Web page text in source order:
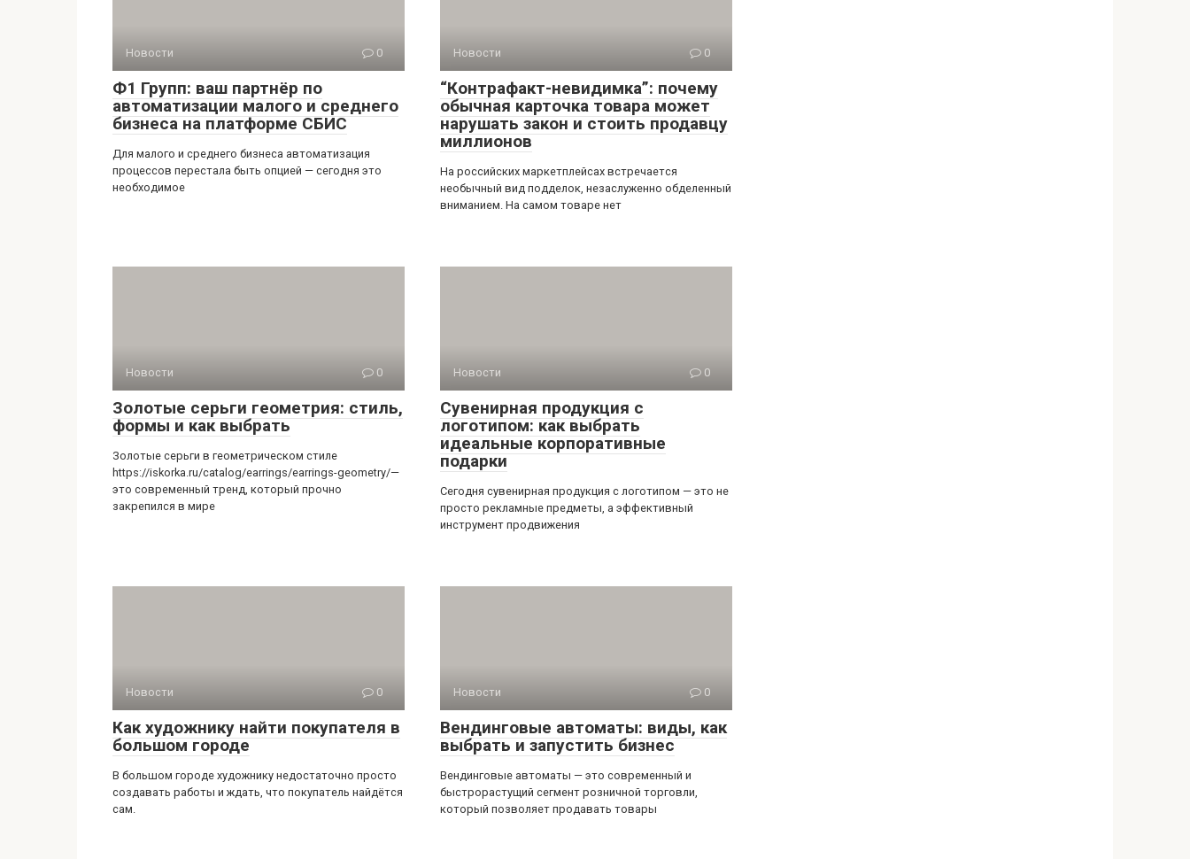
Новости 0
Ф1 Групп: ваш партнёр по
автоматизации малого и среднего
бизнеса на платформе СБИС
Для малого и среднего бизнеса автоматизация
процессов перестала быть опцией — сегодня это
необходимое
Новости 0
“Контрафакт-невидимка”: почему
обычная карточка товара может
нарушать закон и стоить продавцу
миллионов
На российских маркетплейсах встречается
необычный вид подделок, незаслуженно обделенный
вниманием. На самом товаре нет
Новости 0
Золотые серьги геометрия: стиль,
формы и как выбрать
Золотые серьги в геометрическом стиле
https://iskorka.ru/catalog/earrings/earrings-geometry/—
это современный тренд, который прочно
закрепился в мире
Новости 0
Сувенирная продукция с
логотипом: как выбрать
идеальные корпоративные
подарки
Сегодня сувенирная продукция с логотипом — это не
просто рекламные предметы, а эффективный
инструмент продвижения
Новости 0
Как художнику найти покупателя в
большом городе
В большом городе художнику недостаточно просто
создавать работы и ждать, что покупатель найдётся
сам.
Новости 0
Вендинговые автоматы: виды, как
выбрать и запустить бизнес
Вендинговые автоматы — это современный и
быстрорастущий сегмент розничной торговли,
который позволяет продавать товары